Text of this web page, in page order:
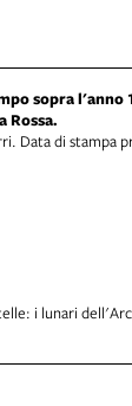
sopra l'anno
Rossa.
Data di stampa
i lunari